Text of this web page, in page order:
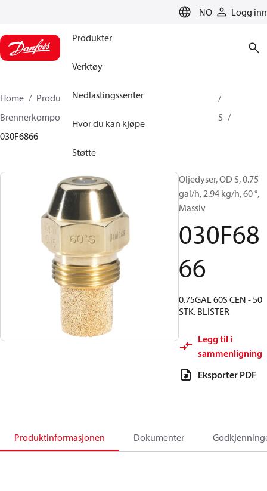
NO Logg inn
Produkter
Verktøy
Nedlastingssenter
Hvor du kan kjøpe
Støtte
Home Produkter
Klimaløsninger for oppvarming
Brennerkomponenter
OD B / OD H / OD S
030F6866
Oljedyser, OD S, 0.75
gal/h, 2.94 kg/h, 60 °,
Massiv
030F68
66
0.75GAL 60S CEN - 50
STK. BLISTER
Legg til i
sammenligning
Eksporter PDF
Produktinformasjonen Dokumenter